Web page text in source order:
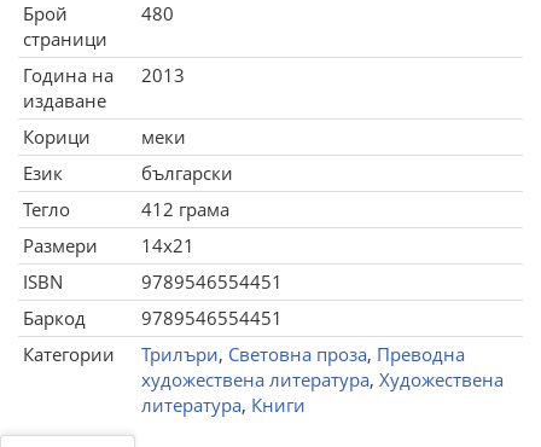
Брой
страници
480
Година на
издаване
2013
Корици
меки
Език
български
Тегло
412 грама
Размери
14x21
ISBN
9789546554451
Баркод
9789546554451
Категории
Трилъри, Световна проза, Преводна
художествена литература, Художествена
литература, Книги